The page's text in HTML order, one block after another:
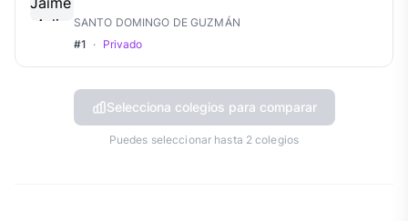
SANTO DOMINGO DE GUZMÁN
#1 · Privado
Selecciona colegios para comparar
Puedes seleccionar hasta 2 colegios